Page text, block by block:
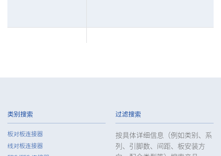
类别搜索
板对板连接器
线对板连接器
过滤搜索
按具体详细信息（例如类别、系
列、引脚数、间距、板安装方